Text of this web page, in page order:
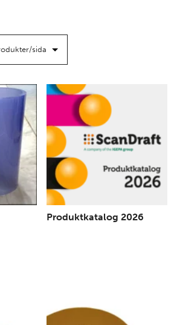
Produktkatalog 2026